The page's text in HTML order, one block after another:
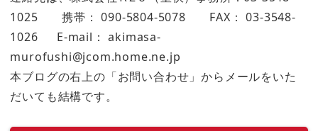
1025 携帯： 090-5804-5078 FAX： 03-3548-
1026 E-mail： akimasa-
murofushi@jcom.home.ne.jp
本ブログの右上の「お問い合わせ」からメールをいた
だいても結構です。